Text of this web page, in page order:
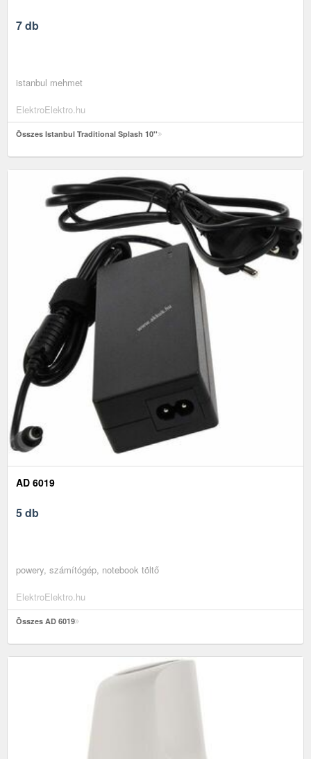
7 db
istanbul mehmet
ElektroElektro.hu
Összes Istanbul Traditional Splash 10''
AD 6019
5 db
powery, számítógép, notebook töltő
ElektroElektro.hu
Összes AD 6019